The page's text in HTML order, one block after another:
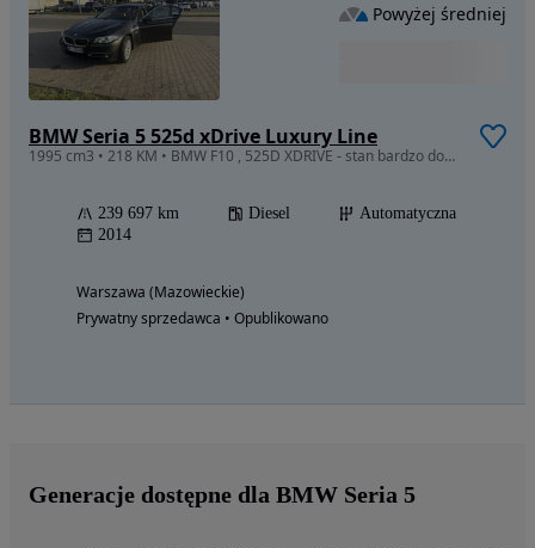
BMW Seria 5 525d xDrive Luxury Line
1995 cm3 • 218 KM • BMW F10 , 525D XDRIVE - stan bardzo dobry Salon Polska
239 697 km Diesel
Automatyczna
2014
Warszawa (Mazowieckie)
Prywatny sprzedawca • Opublikowano
Powyżej średniej
Generacje dostępne dla BMW Seria 5